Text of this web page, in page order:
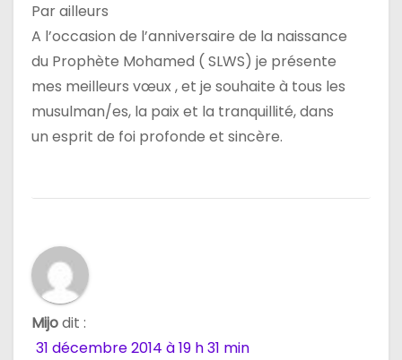
c
e
Par ailleurs
A l’occasion de l’anniversaire de la naissance
du Prophète Mohamed ( SLWS) je présente
mes meilleurs vœux , et je souhaite à tous les
musulman/es, la paix et la tranquillité, dans
un esprit de foi profonde et sincère.
Mijodit :
31 décembre 2014 à 19 h 31 min